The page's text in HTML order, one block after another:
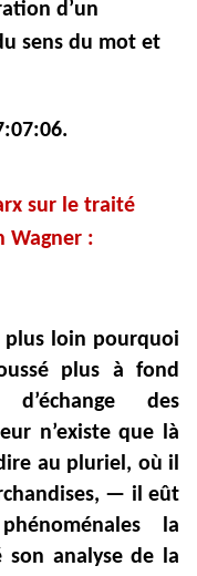
d’un
sens du mot et
sur le traité
Wagner :
loin pourquoi
plus à fond
des
n’existe que là
au pluriel, où il
— il eût
la
son analyse de la